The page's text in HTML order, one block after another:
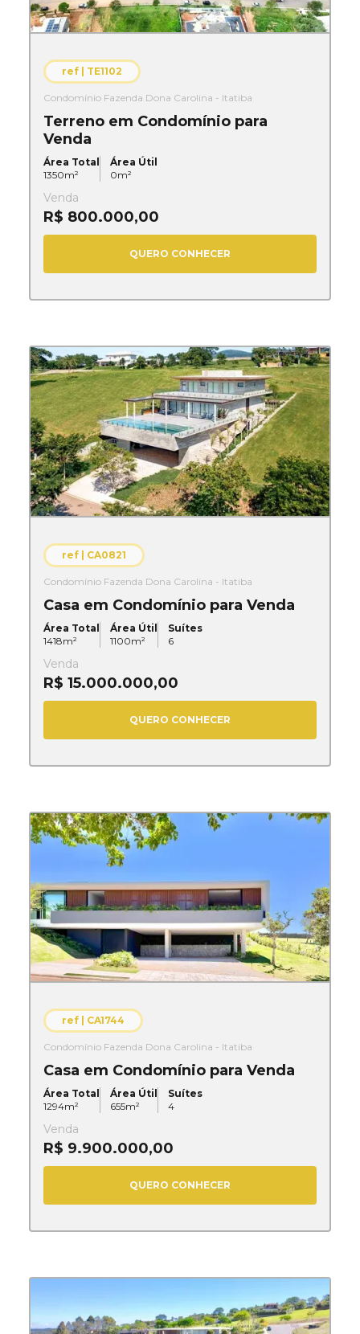
ref | TE1102
Condomínio Fazenda Dona Carolina - Itatiba
Terreno em Condomínio para
Venda
Área Total
1350m²
Área Útil
0m²
Venda
R$ 800.000,00
QUERO CONHECER
ref | CA0821
Condomínio Fazenda Dona Carolina - Itatiba
Casa em Condomínio para Venda
Área Total
1418m²
Área Útil
1100m²
Suítes
6
Venda
R$ 15.000.000,00
QUERO CONHECER
ref | CA1744
Condomínio Fazenda Dona Carolina - Itatiba
Casa em Condomínio para Venda
Área Total
1294m²
Área Útil
655m²
Suítes
4
Venda
R$ 9.900.000,00
QUERO CONHECER